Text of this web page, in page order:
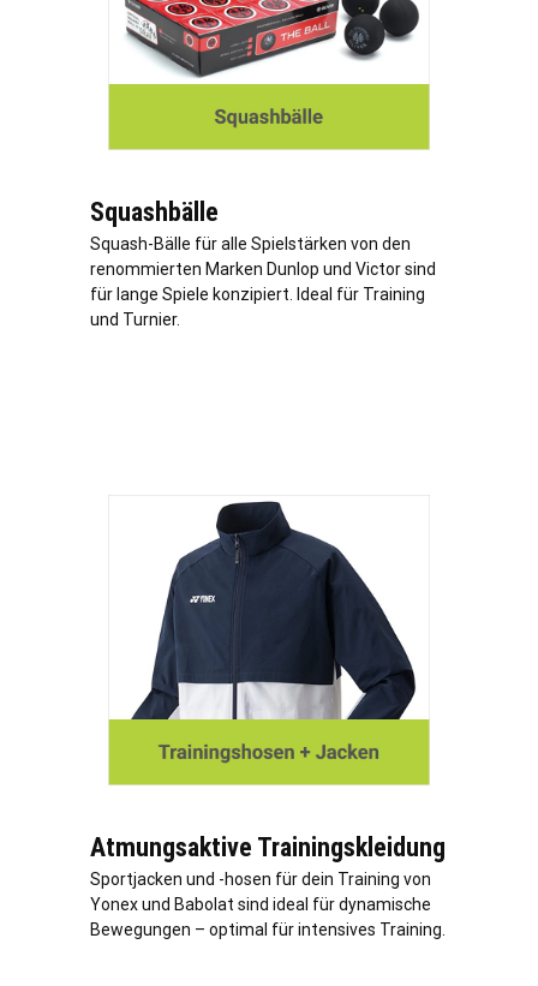
Squashbälle
Squash-Bälle für alle Spielstärken von den
renommierten Marken Dunlop und Victor sind
für lange Spiele konzipiert. Ideal für Training
und Turnier.
Atmungsaktive Trainingskleidung
Sportjacken und -hosen für dein Training von
Yonex und Babolat sind ideal für dynamische
Bewegungen – optimal für intensives Training.